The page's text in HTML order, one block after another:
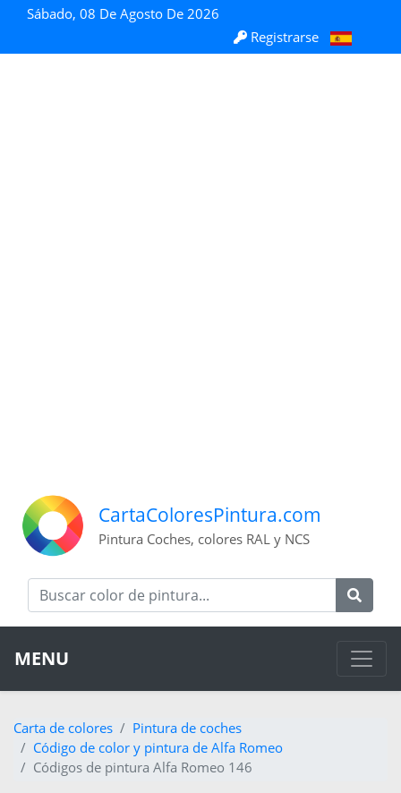
Sábado, 08 De Agosto De 2026
Registrarse
CartaColoresPintura.com
Pintura Coches, colores RAL y NCS
MENU
Carta de colores
Pintura de coches
Código de color y pintura de Alfa Romeo
Códigos de pintura Alfa Romeo 146